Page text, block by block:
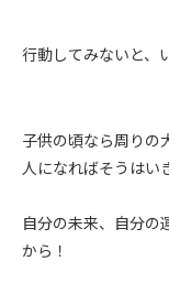
行動してみないと、
子供の頃なら周りの
人になればそうはい
自分の未来、自分の
から！